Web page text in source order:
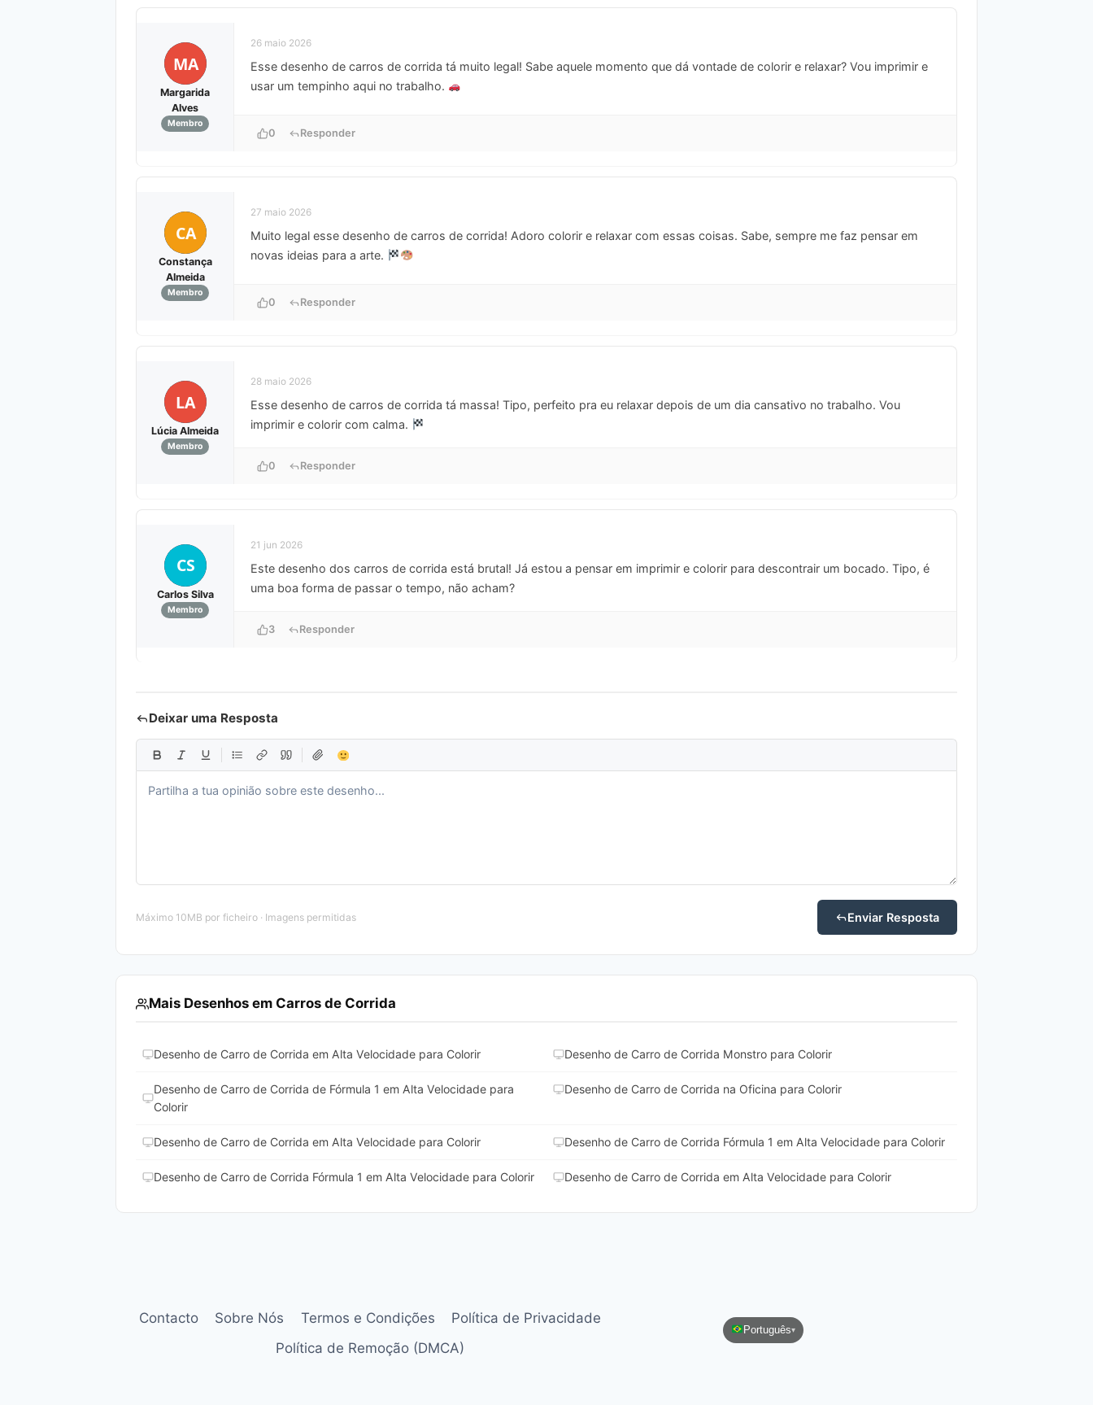
MA
Margarida
Alves
Membro
26 maio 2026
Esse desenho de carros de corrida tá muito legal! Sabe aquele momento que dá vontade de colorir e relaxar? Vou imprimir e
usar um tempinho aqui no trabalho.
0 Responder
CA
Constança
Almeida
Membro
27 maio 2026
Muito legal esse desenho de carros de corrida! Adoro colorir e relaxar com essas coisas. Sabe, sempre me faz pensar em
novas ideias para a arte.
0 Responder
LA
Lúcia Almeida
Membro
28 maio 2026
Esse desenho de carros de corrida tá massa! Tipo, perfeito pra eu relaxar depois de um dia cansativo no trabalho. Vou
imprimir e colorir com calma.
0 Responder
CS
Carlos Silva
Membro
21 jun 2026
Este desenho dos carros de corrida está brutal! Já estou a pensar em imprimir e colorir para descontrair um bocado. Tipo, é
uma boa forma de passar o tempo, não acham?
3 Responder
Deixar uma Resposta
Máximo 10MB por ficheiro · Imagens permitidas Enviar Resposta
Mais Desenhos em Carros de Corrida
Desenho de Carro de Corrida em Alta Velocidade para Colorir Desenho de Carro de Corrida Monstro para Colorir
Desenho de Carro de Corrida de Fórmula 1 em Alta Velocidade para
Colorir
Desenho de Carro de Corrida na Oficina para Colorir
Desenho de Carro de Corrida em Alta Velocidade para Colorir Desenho de Carro de Corrida Fórmula 1 em Alta Velocidade para Colorir
Desenho de Carro de Corrida Fórmula 1 em Alta Velocidade para Colorir Desenho de Carro de Corrida em Alta Velocidade para Colorir
Contacto Sobre Nós Termos e Condições
Política de Privacidade
Política de Remoção (DMCA)
Português▾